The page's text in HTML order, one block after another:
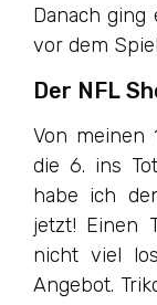
Danach ging
vor dem
Der NFL
Von meinen
die 6. ins
habe ich
jetzt! Einen
nicht viel
Angebot.